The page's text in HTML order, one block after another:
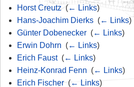
Horst Creutz‎(← Links)
Hans-Joachim Dierks‎ (← Links)
Günter Dobenecker‎ (← Links)
Erwin Dohrn (← Links)
Erich Faust‎ (← Links)
Heinz-Konrad Fenn (← Links)
Erich Fischer‎(← Links)